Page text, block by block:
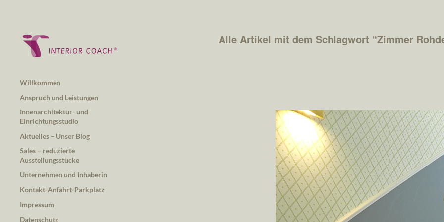
Willkommen
Anspruch und Leistungen
Innenarchitektur- und
Einrichtungsstudio
Aktuelles – Unser Blog
Sales – reduzierte
Ausstellungsstücke
Unternehmen und Inhaberin
Kontakt-Anfahrt-Parkplatz
Impressum
Datenschutz
Alle Artikel mit dem Schlagwort “Zimmer